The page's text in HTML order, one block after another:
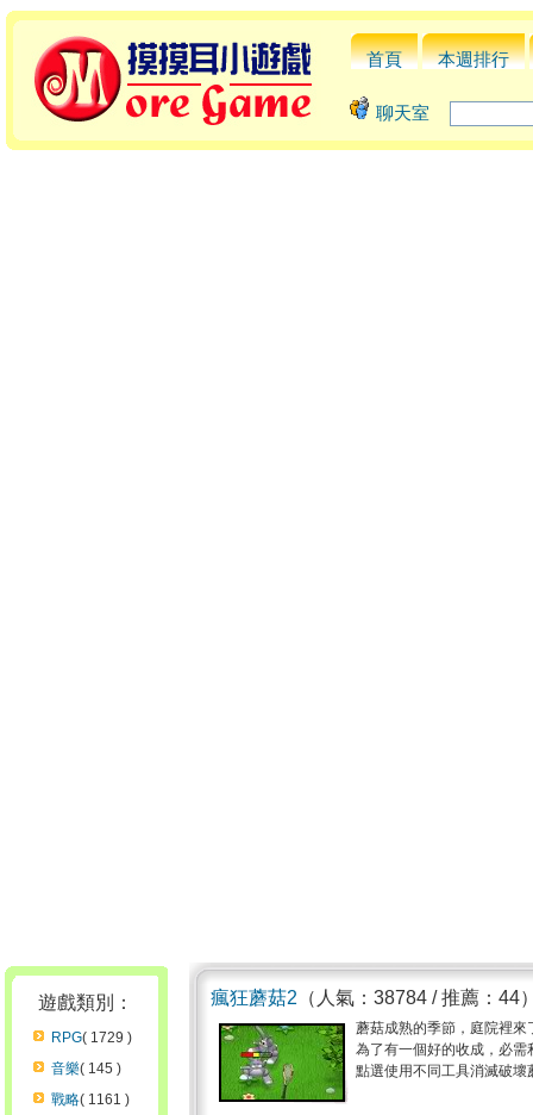
首頁 本週排行
聊天室
遊戲類別：
RPG( 1729 )
音樂( 145 )
戰略( 1161 )
瘋狂蘑菇2 （人氣：38784 / 推薦：44
蘑菇成熟的季節，庭院裡
為了有一個好的收成，必
點選使用不同工具消滅破壞